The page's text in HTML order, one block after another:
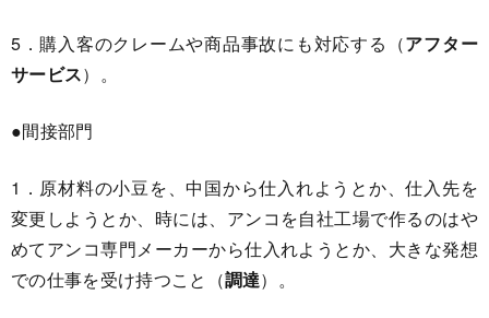
5．購入客のクレームや商品事故にも対応する（アフター
サービス）。
●間接部門
1．原材料の小豆を、中国から仕入れようとか、仕入先を
変更しようとか、時には、アンコを自社工場で作るのはや
めてアンコ専門メーカーから仕入れようとか、大きな発想
での仕事を受け持つこと（調達）。